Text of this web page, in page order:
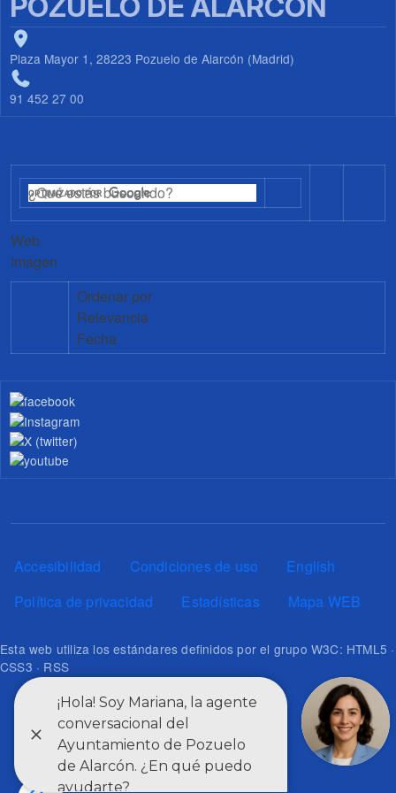
Plaza Mayor 1, 28223 Pozuelo de Alarcón (Madrid)
91 452 27 00
Web
Imagen
Ordenar por
Relevancia
Fecha
Pie de página
Accesibilidad Condiciones de uso
English
Política de privacidad
Estadísticas Mapa WEB
Esta web utiliza los estándares definidos por el grupo W3C: HTML5 ·
CSS3 · RSS